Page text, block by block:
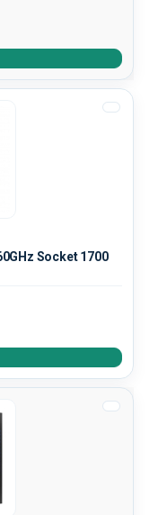
Socket 1700